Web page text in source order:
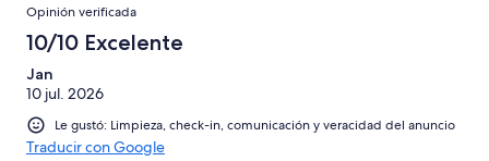
Opinión verificada
10/10 Excelente
Jan
10 jul. 2026
Le gustó: Limpieza, check-in, comunicación y veracidad del anuncio
Traducir con Google